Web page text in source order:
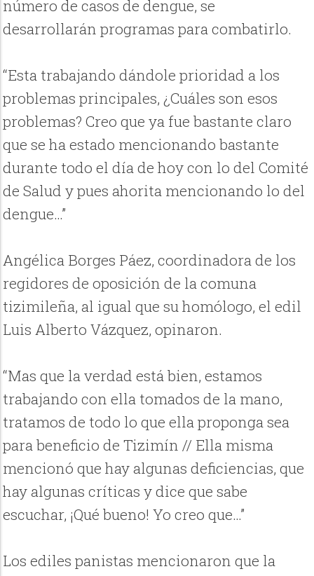
número de casos de dengue, se
desarrollarán programas para combatirlo.
“Esta trabajando dándole prioridad a los
problemas principales, ¿Cuáles son esos
problemas? Creo que ya fue bastante claro
que se ha estado mencionando bastante
durante todo el día de hoy con lo del Comité
de Salud y pues ahorita mencionando lo del
dengue…”
Angélica Borges Páez, coordinadora de los
regidores de oposición de la comuna
tizimileña, al igual que su homólogo, el edil
Luis Alberto Vázquez, opinaron.
“Mas que la verdad está bien, estamos
trabajando con ella tomados de la mano,
tratamos de todo lo que ella proponga sea
para beneficio de Tizimín // Ella misma
mencionó que hay algunas deficiencias, que
hay algunas críticas y dice que sabe
escuchar, ¡Qué bueno! Yo creo que…”
Los ediles panistas mencionaron que la